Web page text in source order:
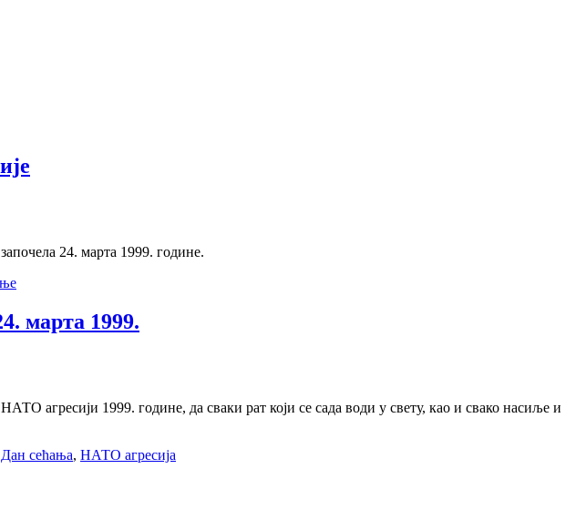
24. марта 1999. године.
марта 1999.
агресији 1999. године, да сваки рат који се сада води у свету, као и свако насиље и
Дан сећања, НАТО агресија